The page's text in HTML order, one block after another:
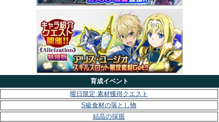
育成イベント
曜日限定 素材獲得クエスト
S級食材の落とし物
結晶の採掘